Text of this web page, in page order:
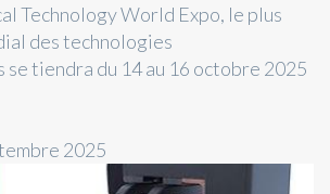
Technology World Expo, le plus
des technologies
tiendra du 14 au 16 octobre 2025
2025